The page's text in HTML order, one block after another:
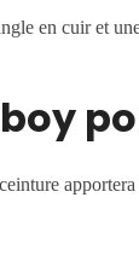
en cuir et